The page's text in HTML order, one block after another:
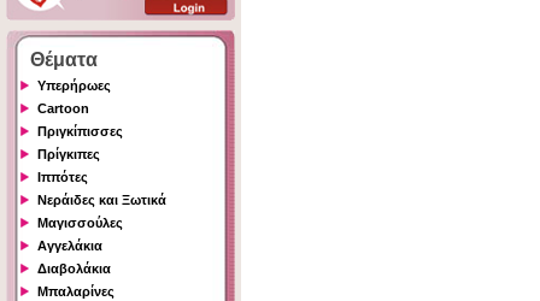
Θέματα
Υπερήρωες
Cartoon
Πριγκίπισσες
Πρίγκιπες
Ιππότες
Νεράιδες και Ξωτικά
Μαγισσούλες
Αγγελάκια
Διαβολάκια
Μπαλαρίνες